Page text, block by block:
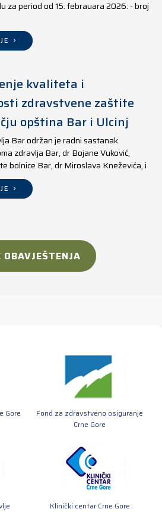
za period od 15. febrauara 2026. - broj
kvaliteta i
zdravstvene zaštite
opština Bar i Ulcinj
Bar održan je radni sastanak
zdravlja Bar, dr Bojane Vuković,
bolnice Bar, dr Miroslava Kneževića, i
zdravlja Ulcinj, Kreshnika Mustafe.
OBAVJEŠTENJA
Gore
Fond za zdravstveno osiguranje
Crne Gore
Klinički centar Crne Gore